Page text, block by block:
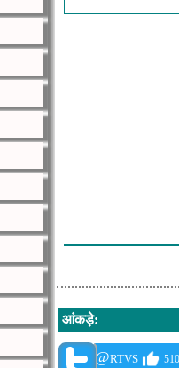
आंकड़े:
@rtvs 510